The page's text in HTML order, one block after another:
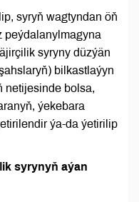
syryň wagtyndan öň
peýdalanylmagyna
syryny düzýän
bilkastlaýyn
netijesinde bolsa,
ýekebara
ýa-da ýetirilip
syrynyň aýan